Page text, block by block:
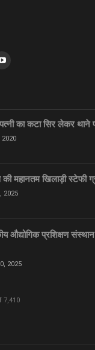
पत्नी का कटा सिर लेकर थाने
2020
महानतम खिलाड़ी स्टेफी
2025
औद्योगिक प्रशिक्षण
2025
7,410